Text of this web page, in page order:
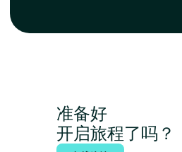
准备好
开启旅程了吗？